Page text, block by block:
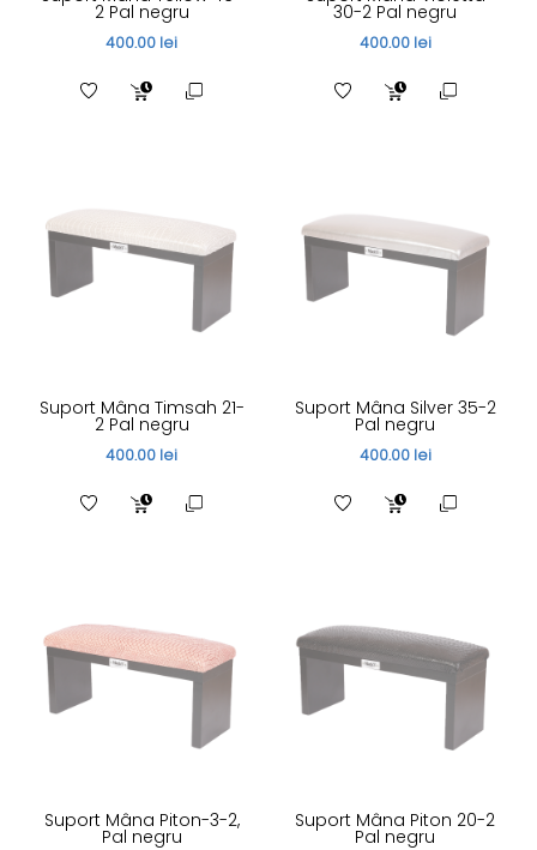
2 Pal negru
400.00 lei
30-2 Pal negru
400.00 lei
Suport Mâna Timsah 21-
2 Pal negru
400.00 lei
Suport Mâna Silver 35-2
Pal negru
400.00 lei
Suport Mâna Piton-3-2,
Pal negru
Suport Mâna Piton 20-2
Pal negru